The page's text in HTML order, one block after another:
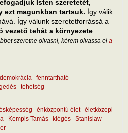
Isten szeretetét,
ezt magunkban tartsuk. Így válik
Így válunk szeretetforrássá a
vezető tehát a környezete
szeretne olvasni, kérem olvassa el a
demokrácia
fenntartható
tehetség
énközpontú élet
életközepi
Kempis Tamás kiégés
Stanislaw